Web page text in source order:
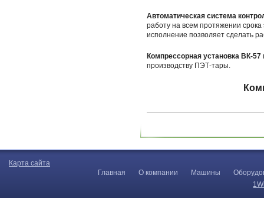
Автоматическая система
работу на всем протяжении
исполнение позволяет сделать
Компрессорная установка ВК-57
производству ПЭТ-тары.
Карта сайта
Главная
О компании Машины